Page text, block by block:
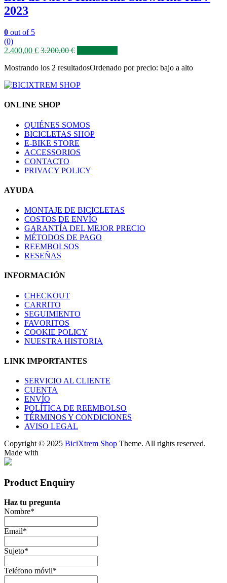
2023
0 out of 5
(0)
2.400,00 € 3.200,00€
Mostrando los 2 resultadosOrdenado por precio: bajo a alto
ONLINE SHOP
QUIÉNES SOMOS
BICICLETAS SHOP
E-BIKE STORE
ACCESSORIOS
CONTACTO
PRIVACY POLICY
AYUDA
MONTAJE DE BICICLETAS
COSTOS DE ENVÍO
GARANTÍA DEL MEJOR PRECIO
MÉTODOS DE PAGO
REEMBOLSOS
RESEÑAS
INFORMACIÓN
CHECKOUT
CARRITO
SEGUIMIENTO
FAVORITOS
COOKIE POLICY
NUESTRA HISTORIA
LINK IMPORTANTES
SERVICIO AL CLIENTE
CUENTA
ENVÍO
POLÍTICA DE REEMBOLSO
TÉRMINOS Y CONDICIONES
AVISO LEGAL
Copyright © 2025 BiciXtrem Shop Theme. All rights reserved.
Made with
Product Enquiry
Haz tu pregunta
Nombre*
Email*
Sujeto*
Teléfono móvil*